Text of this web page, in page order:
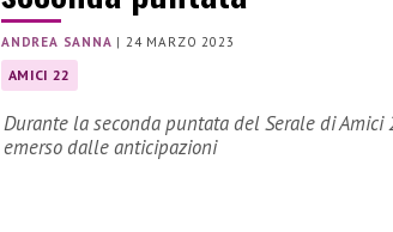
ANDREA SANNA |24 MARZO 2023
AMICI 22
Durante la seconda puntata del Serale di
emerso dalle anticipazioni